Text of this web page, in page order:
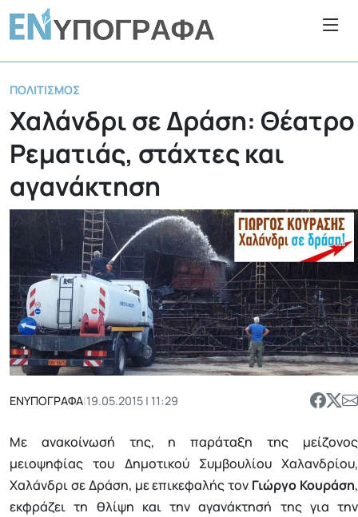
ΠΟΛΙΤΙΣΜΌΣ
Χαλάνδρι σε Δράση: Θέατρο
Ρεματιάς, στάχτες και
αγανάκτηση
ΕΝΥΠΟΓΡΑΦΑ|19.05.2015 | 11:29
Με ανακοίνωσή της, η παράταξη της μείζονος
μειοψηφίας του Δημοτικού Συμβουλίου Χαλανδρίου,
Χαλάνδρι σε Δράση, με επικεφαλής τον Γιώργο Κουράση,
εκφράζει τη θλίψη και την αγανάκτησή της για την